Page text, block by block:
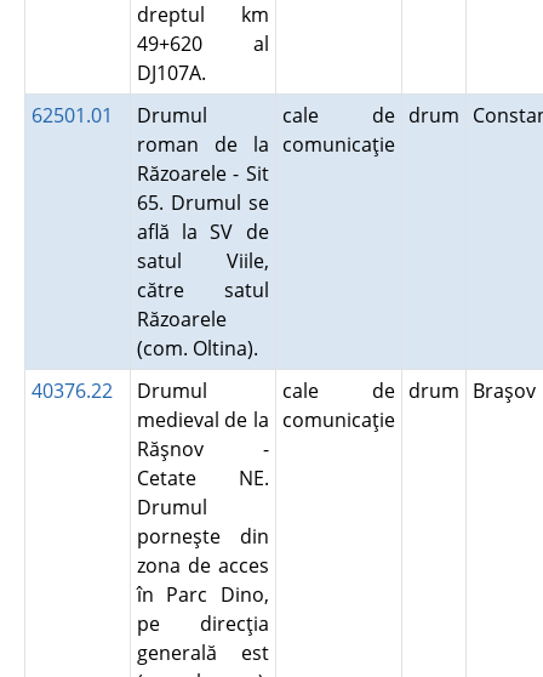
dreptul km
49+620 al
DJ107A.
62501.01
Drumul
roman de la
Răzoarele - Sit
65. Drumul se
află la SV de
satul Viile,
către satul
Răzoarele
(com. Oltina).
cale de
comunicaţie
drum
40376.22
Drumul
medieval de la
Răşnov -
Cetate NE.
Drumul
porneşte din
zona de acces
în Parc Dino,
pe direcţia
generală est
cale de
comunicaţie
drum